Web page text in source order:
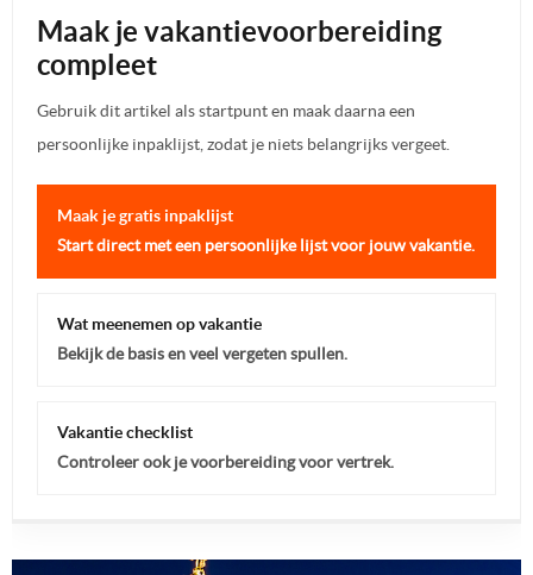
Maak je vakantievoorbereiding
compleet
Gebruik dit artikel als startpunt en maak daarna een
persoonlijke inpaklijst, zodat je niets belangrijks vergeet.
Maak je gratis inpaklijst
Start direct met een persoonlijke lijst voor jouw vakantie.
Wat meenemen op vakantie
Bekijk de basis en veel vergeten spullen.
Vakantie checklist
Controleer ook je voorbereiding voor vertrek.